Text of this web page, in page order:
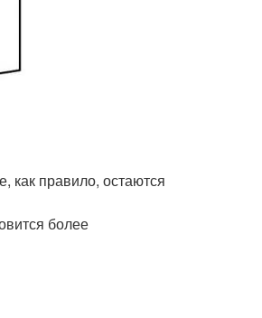
как правило, остаются
более